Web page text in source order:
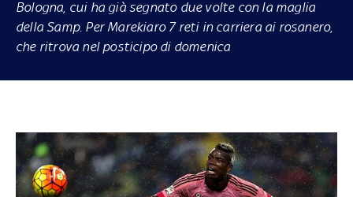
Bologna, cui ha già segnato due volte con la maglia
della Samp. Per Marekiaro 7 reti in carriera ai rosanero,
che ritrova nel posticipo di domenica